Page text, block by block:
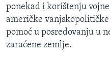
ponekad i korištenju
američke
pomoć u posredovanju u
zaraćene zemlje.